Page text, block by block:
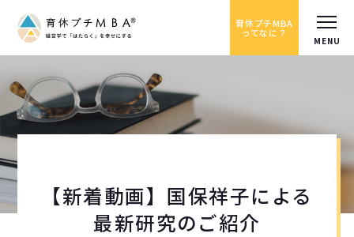
育休プチMBA
ってなに？
【新着動画】国保祥子による
最新研究のご紹介